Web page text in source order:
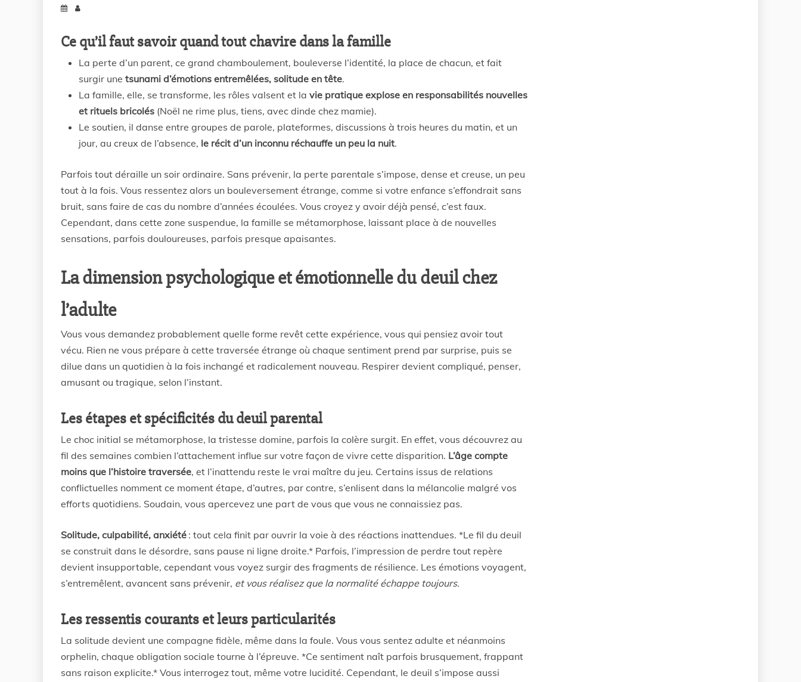
Ce qu’il faut savoir quand tout chavire dans la famille
La perte d’un parent, ce grand chamboulement, bouleverse l’identité, la place de chacun, et fait
surgir une tsunami d’émotions entremêlées, solitude en tête.
La famille, elle, se transforme, les rôles valsent et la vie pratique explose en responsabilités nouvelles
et rituels bricolés (Noël ne rime plus, tiens, avec dinde chez mamie).
Le soutien, il danse entre groupes de parole, plateformes, discussions à trois heures du matin, et un
jour, au creux de l’absence, le récit d’un inconnu réchauffe un peu la nuit.
Parfois tout déraille un soir ordinaire. Sans prévenir, la perte parentale s’impose, dense et creuse, un peu
tout à la fois. Vous ressentez alors un bouleversement étrange, comme si votre enfance s’effondrait sans
bruit, sans faire de cas du nombre d’années écoulées. Vous croyez y avoir déjà pensé, c’est faux.
Cependant, dans cette zone suspendue, la famille se métamorphose, laissant place à de nouvelles
sensations, parfois douloureuses, parfois presque apaisantes.
La dimension psychologique et émotionnelle du deuil chez
l’adulte
Vous vous demandez probablement quelle forme revêt cette expérience, vous qui pensiez avoir tout
vécu. Rien ne vous prépare à cette traversée étrange où chaque sentiment prend par surprise, puis se
dilue dans un quotidien à la fois inchangé et radicalement nouveau. Respirer devient compliqué, penser,
amusant ou tragique, selon l’instant.
Les étapes et spécificités du deuil parental
Le choc initial se métamorphose, la tristesse domine, parfois la colère surgit. En effet, vous découvrez au
fil des semaines combien l’attachement influe sur votre façon de vivre cette disparition. L’âge compte
moins que l’histoire traversée, et l’inattendu reste le vrai maître du jeu. Certains issus de relations
conflictuelles nomment ce moment étape, d’autres, par contre, s’enlisent dans la mélancolie malgré vos
efforts quotidiens. Soudain, vous apercevez une part de vous que vous ne connaissiez pas.
Solitude, culpabilité, anxiété : tout cela finit par ouvrir la voie à des réactions inattendues. *Le fil du deuil
se construit dans le désordre, sans pause ni ligne droite.* Parfois, l’impression de perdre tout repère
devient insupportable, cependant vous voyez surgir des fragments de résilience. Les émotions voyagent,
s’entremêlent, avancent sans prévenir, et vous réalisez que la normalité échappe toujours.
Les ressentis courants et leurs particularités
La solitude devient une compagne fidèle, même dans la foule. Vous vous sentez adulte et néanmoins
orphelin, chaque obligation sociale tourne à l’épreuve. *Ce sentiment naît parfois brusquement, frappant
sans raison explicite.* Vous interrogez tout, même votre lucidité. Cependant, le deuil s’impose aussi